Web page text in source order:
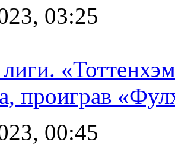
03:25
проиграв
00:45